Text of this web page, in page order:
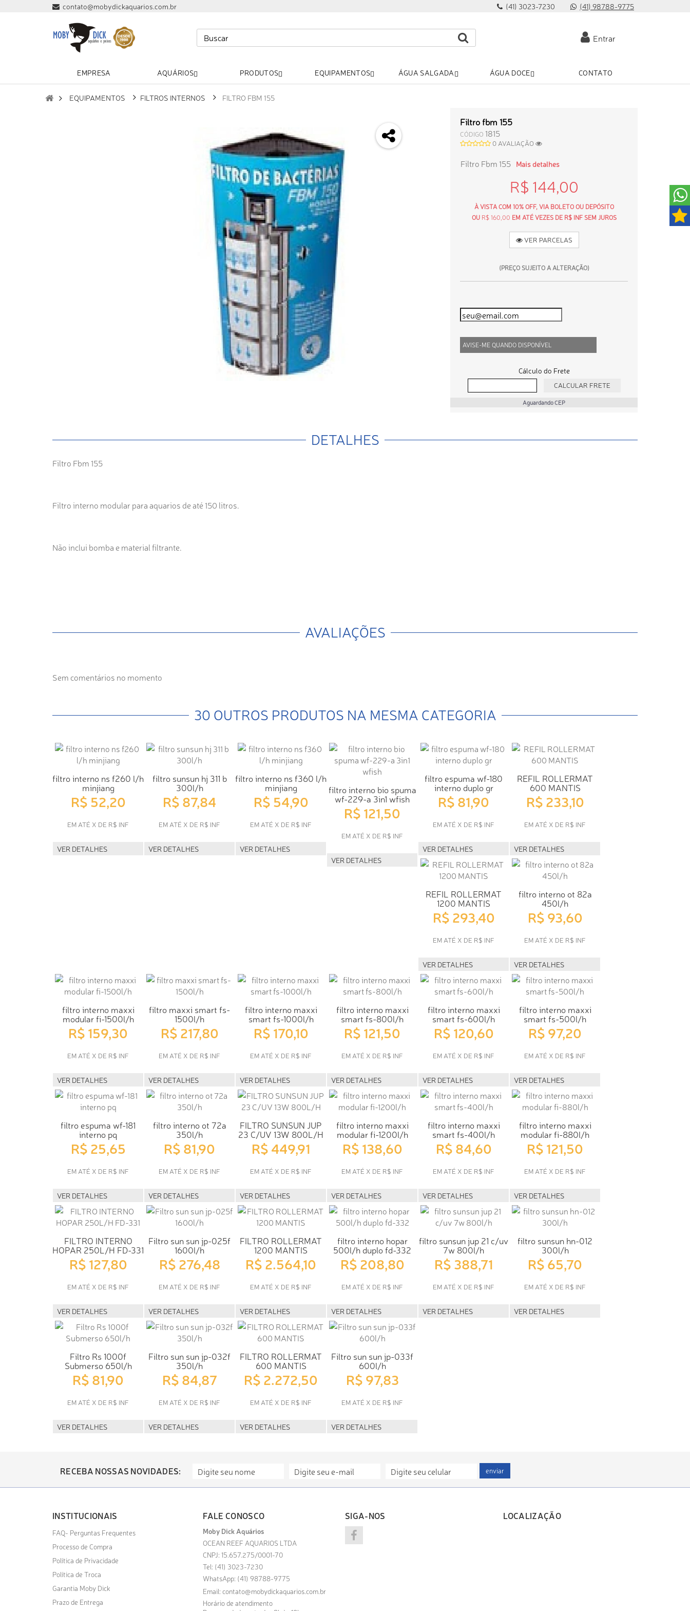
contato@mobydickaquarios.com.br (41) 3023-7230 (41) 98788-9775
Entrar
EMPRESA AQUÁRIOS PRODUTOS EQUIPAMENTOS ÁGUA SALGADA ÁGUA DOCE CONTATO
EQUIPAMENTOS FILTROS INTERNOS FILTRO FBM 155
Filtro fbm 155
CÓDIGO 1815
0 AVALIAÇÃO
Filtro Fbm 155 Mais detalhes
R$ 144,00
À VISTA COM 10% OFF, VIA BOLETO OU DEPÓSITO
OU R$ 160,00 EM ATÉ VEZES DE R$ INF SEM JUROS
VER PARCELAS
(PREÇO SUJEITO A ALTERAÇÃO)
AVISE-ME QUANDO DISPONÍVEL
Cálculo do Frete
Aguardando CEP
DETALHES
Filtro Fbm 155
Filtro interno modular para aquarios de até 150 litros.
Não inclui bomba e material filtrante.
AVALIAÇÕES
Sem comentários no momento
30 OUTROS PRODUTOS NA MESMA CATEGORIA
filtro interno ns f260 l/h
minjiang
R$ 52,20
EM ATÉ X DE R$ INF
VER DETALHES
filtro sunsun hj 311 b
300l/h
R$ 87,84
EM ATÉ X DE R$ INF
VER DETALHES
filtro interno ns f360 l/h
minjiang
R$ 54,90
EM ATÉ X DE R$ INF
VER DETALHES
filtro interno bio spuma
wf-229-a 3in1 wfish
R$ 121,50
EM ATÉ X DE R$ INF
VER DETALHES
filtro espuma wf-180
interno duplo gr
R$ 81,90
EM ATÉ X DE R$ INF
VER DETALHES
REFIL ROLLERMAT
600 MANTIS
R$ 233,10
EM ATÉ X DE R$ INF
VER DETALHES
REFIL ROLLERMAT
1200 MANTIS
R$ 293,40
EM ATÉ X DE R$ INF
VER DETALHES
filtro interno ot 82a
450l/h
R$ 93,60
EM ATÉ X DE R$ INF
VER DETALHES
filtro interno maxxi
modular fi-1500l/h
R$ 159,30
EM ATÉ X DE R$ INF
VER DETALHES
filtro maxxi smart fs-
1500l/h
R$ 217,80
EM ATÉ X DE R$ INF
VER DETALHES
filtro interno maxxi
smart fs-1000l/h
R$ 170,10
EM ATÉ X DE R$ INF
VER DETALHES
filtro interno maxxi
smart fs-800l/h
R$ 121,50
EM ATÉ X DE R$ INF
VER DETALHES
filtro interno maxxi
smart fs-600l/h
R$ 120,60
EM ATÉ X DE R$ INF
VER DETALHES
filtro interno maxxi
smart fs-500l/h
R$ 97,20
EM ATÉ X DE R$ INF
VER DETALHES
filtro espuma wf-181
interno pq
R$ 25,65
EM ATÉ X DE R$ INF
VER DETALHES
filtro interno ot 72a
350l/h
R$ 81,90
EM ATÉ X DE R$ INF
VER DETALHES
FILTRO SUNSUN JUP
23 C/UV 13W 800L/H
R$ 449,91
EM ATÉ X DE R$ INF
VER DETALHES
filtro interno maxxi
modular fi-1200l/h
R$ 138,60
EM ATÉ X DE R$ INF
VER DETALHES
filtro interno maxxi
smart fs-400l/h
R$ 84,60
EM ATÉ X DE R$ INF
VER DETALHES
filtro interno maxxi
modular fi-880l/h
R$ 121,50
EM ATÉ X DE R$ INF
VER DETALHES
FILTRO INTERNO
HOPAR 250L/H FD-331
R$ 127,80
EM ATÉ X DE R$ INF
VER DETALHES
Filtro sun sun jp-025f
1600l/h
R$ 276,48
EM ATÉ X DE R$ INF
VER DETALHES
FILTRO ROLLERMAT
1200 MANTIS
R$ 2.564,10
EM ATÉ X DE R$ INF
VER DETALHES
filtro interno hopar
500l/h duplo fd-332
R$ 208,80
EM ATÉ X DE R$ INF
VER DETALHES
filtro sunsun jup 21 c/uv
7w 800l/h
R$ 388,71
EM ATÉ X DE R$ INF
VER DETALHES
filtro sunsun hn-012
300l/h
R$ 65,70
EM ATÉ X DE R$ INF
VER DETALHES
Filtro Rs 1000f
Submerso 650l/h
R$ 81,90
EM ATÉ X DE R$ INF
VER DETALHES
Filtro sun sun jp-032f
350l/h
R$ 84,87
EM ATÉ X DE R$ INF
VER DETALHES
FILTRO ROLLERMAT
600 MANTIS
R$ 2.272,50
EM ATÉ X DE R$ INF
VER DETALHES
Filtro sun sun jp-033f
600l/h
R$ 97,83
EM ATÉ X DE R$ INF
VER DETALHES
RECEBA NOSSAS NOVIDADES: enviar
INSTITUCIONAIS
FAQ- Perguntas Frequentes
Processo de Compra
Política de Privacidade
Política de Troca
Garantia Moby Dick
Prazo de Entrega
FALE CONOSCO
Moby Dick Aquários
OCEAN REEF AQUARIOS LTDA
CNPJ: 15.657.275/0001-70
Tel: (41) 3023-7230
WhatsApp: (41) 98788-9775
Email: contato@mobydickaquarios.com.br
Horário de atendimento
SIGA-NOS LOCALIZAÇÃO